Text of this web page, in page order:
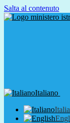
Salta al contenuto
Italiano